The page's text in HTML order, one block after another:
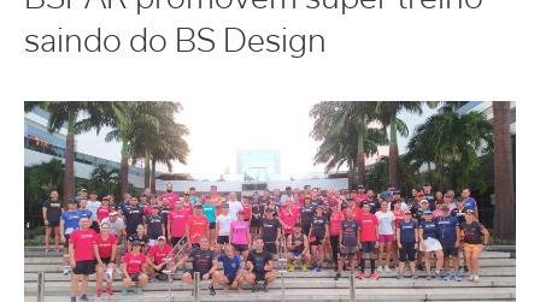
saindo do BS Design